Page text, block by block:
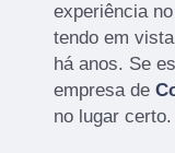
experiência
tendo em
há anos. Se
empresa de
no lugar certo.